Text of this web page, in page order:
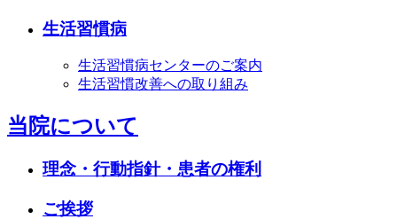
生活習慣病
生活習慣病センターのご案内
生活習慣改善への取り組み
当院について
理念・行動指針・患者の権利
ご挨拶